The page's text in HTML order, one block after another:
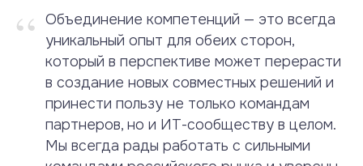
“ Объединение компетенций — это всегда
уникальный опыт для обеих сторон,
который в перспективе может перерасти
в создание новых совместных решений и
принести пользу не только командам
партнеров, но и ИТ-сообществу в целом.
Мы всегда рады работать с сильными